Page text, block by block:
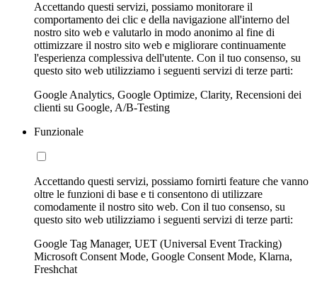
Accettando questi servizi, possiamo monitorare il
comportamento dei clic e della navigazione all'interno del
nostro sito web e valutarlo in modo anonimo al fine di
ottimizzare il nostro sito web e migliorare continuamente
l'esperienza complessiva dell'utente. Con il tuo consenso, su
questo sito web utilizziamo i seguenti servizi di terze parti:
Google Analytics, Google Optimize, Clarity, Recensioni dei
clienti su Google, A/B-Testing
Funzionale
Accettando questi servizi, possiamo fornirti feature che vanno
oltre le funzioni di base e ti consentono di utilizzare
comodamente il nostro sito web. Con il tuo consenso, su
questo sito web utilizziamo i seguenti servizi di terze parti:
Google Tag Manager, UET (Universal Event Tracking)
Microsoft Consent Mode, Google Consent Mode, Klarna,
Freshchat